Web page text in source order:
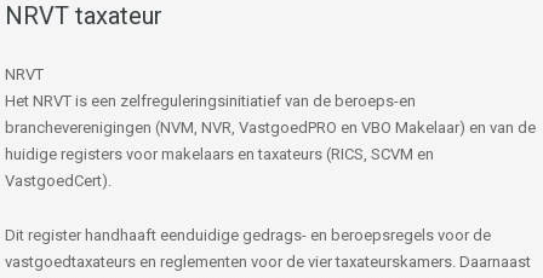
NRVT taxateur
NRVT
Het NRVT is een zelfreguleringsinitiatief van de beroeps-en
brancheverenigingen (NVM, NVR, VastgoedPRO en VBO Makelaar) en van de
huidige registers voor makelaars en taxateurs (RICS, SCVM en
VastgoedCert).
Dit register handhaaft eenduidige gedrags- en beroepsregels voor de
vastgoedtaxateurs en reglementen voor de vier taxateurskamers. Daarnaast